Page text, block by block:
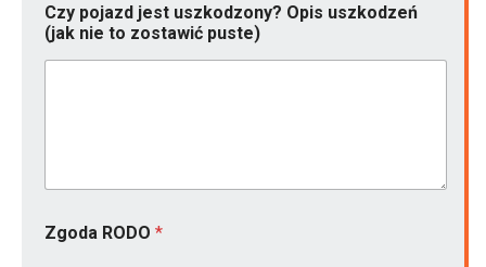
Czy pojazd jest uszkodzony? Opis uszkodzeń
(jak nie to zostawić puste)
o
Zgoda RODO *